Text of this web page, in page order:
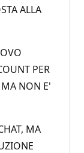
ALLA
PER
MA NON E'
MA